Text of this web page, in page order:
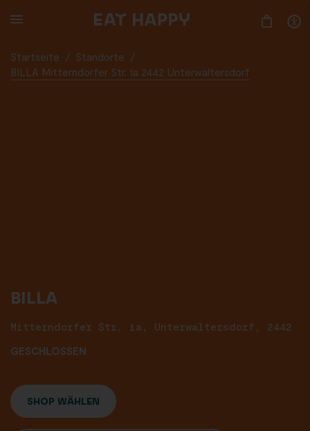
TO
Startseite / Standorte
/
BILLA Mitterndorfer Str. 1a 2442 Unterwaltersdorf
BILLA
Mitterndorfer Str. 1a, Unterwaltersdorf, 2442
GESCHLOSSEN
SHOP WÄHLEN